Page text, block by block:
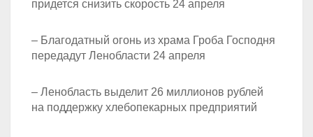
придется снизить скорость 24 апреля
– Благодатный огонь из храма Гроба Господня
передадут Ленобласти 24 апреля
– Ленобласть выделит 26 миллионов рублей
на поддержку хлебопекарных предприятий